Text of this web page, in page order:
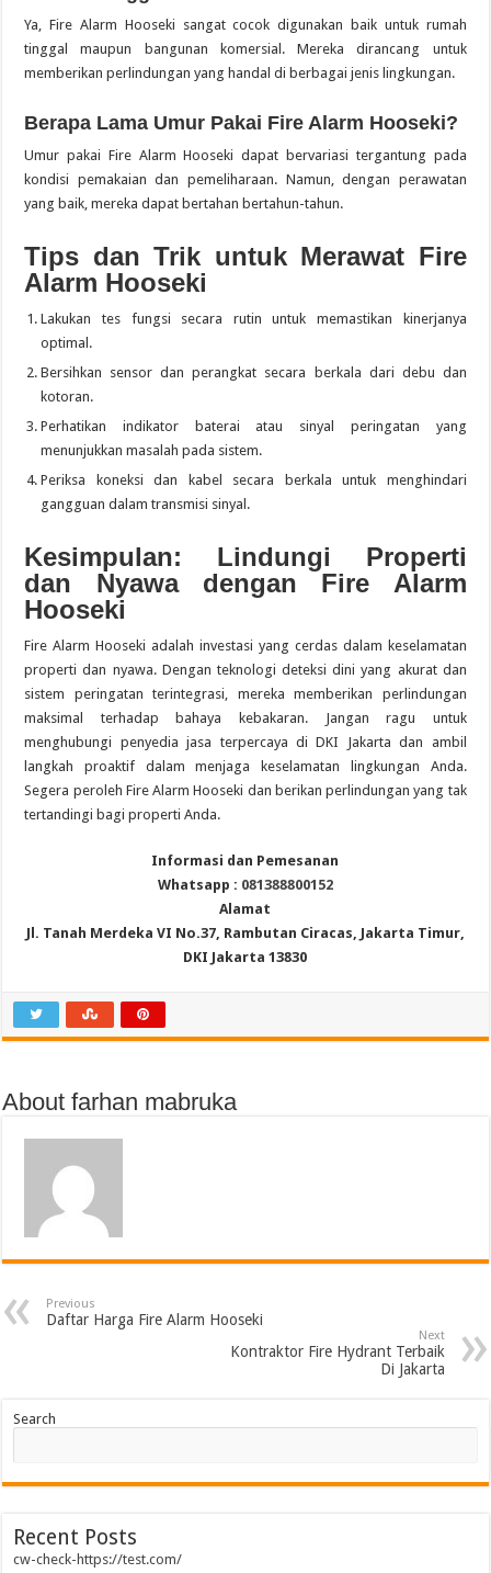
Ya, Fire Alarm Hooseki sangat cocok digunakan baik untuk rumah
tinggal maupun bangunan komersial. Mereka dirancang untuk
memberikan perlindungan yang handal di berbagai jenis lingkungan.
Berapa Lama Umur Pakai Fire Alarm Hooseki?
Umur pakai Fire Alarm Hooseki dapat bervariasi tergantung pada
kondisi pemakaian dan pemeliharaan. Namun, dengan perawatan
yang baik, mereka dapat bertahan bertahun-tahun.
Tips dan Trik untuk Merawat Fire
Alarm Hooseki
Lakukan tes fungsi secara rutin untuk memastikan kinerjanya
optimal.
Bersihkan sensor dan perangkat secara berkala dari debu dan
kotoran.
Perhatikan indikator baterai atau sinyal peringatan yang
menunjukkan masalah pada sistem.
Periksa koneksi dan kabel secara berkala untuk menghindari
gangguan dalam transmisi sinyal.
Kesimpulan: Lindungi Properti
dan Nyawa dengan Fire Alarm
Hooseki
Fire Alarm Hooseki adalah investasi yang cerdas dalam keselamatan
properti dan nyawa. Dengan teknologi deteksi dini yang akurat dan
sistem peringatan terintegrasi, mereka memberikan perlindungan
maksimal terhadap bahaya kebakaran. Jangan ragu untuk
menghubungi penyedia jasa terpercaya di DKI Jakarta dan ambil
langkah proaktif dalam menjaga keselamatan lingkungan Anda.
Segera peroleh Fire Alarm Hooseki dan berikan perlindungan yang tak
tertandingi bagi properti Anda.
Informasi dan Pemesanan
Whatsapp : 081388800152
Alamat
Jl. Tanah Merdeka VI No.37, Rambutan Ciracas, Jakarta Timur,
DKI Jakarta 13830
About farhan mabruka
Previous
Daftar Harga Fire Alarm Hooseki
Next
Kontraktor Fire Hydrant Terbaik
Di Jakarta
Search
Recent Posts
cw-check-https://test.com/